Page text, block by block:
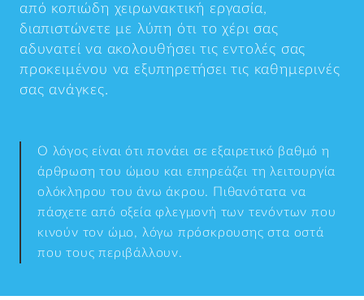
από κοπιώδη χειρωνακτική εργασία,
διαπιστώνετε με λύπη ότι το χέρι σας
αδυνατεί να ακολουθήσει τις εντολές σας
προκειμένου να εξυπηρετήσει τις καθημερινές
σας ανάγκες.
Ο λόγος είναι ότι πονάει σε εξαιρετικό βαθμό η
άρθρωση του ώμου και επηρεάζει τη λειτουργία
ολόκληρου του άνω άκρου. Πιθανότατα να
πάσχετε από οξεία φλεγμονή των τενόντων που
κινούν τον ώμο, λόγω πρόσκρουσης στα οστά
που τους περιβάλλουν.